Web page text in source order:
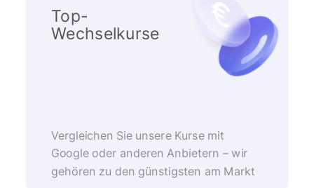
Top-
Wechselkurse
Vergleichen Sie unsere Kurse mit
Google oder anderen Anbietern – wir
gehören zu den günstigsten am Markt